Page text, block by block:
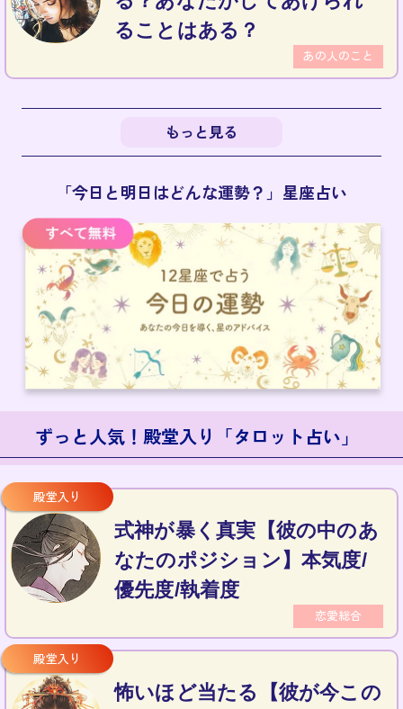
あの人のこと
ることはある？
もっと見る
「今日と明日はどんな運勢？」星座占い
ずっと人気！殿堂入り「タロット占い」
恋愛総合
式神が暴く真実【彼の中のあ
なたのポジション】本気度/
優先度/執着度
怖いほど当たる【彼が今この